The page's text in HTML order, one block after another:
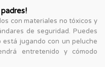
con materiales no tóxicos y
de seguridad. Puedes
jugando con un peluche
entretenido y cómodo